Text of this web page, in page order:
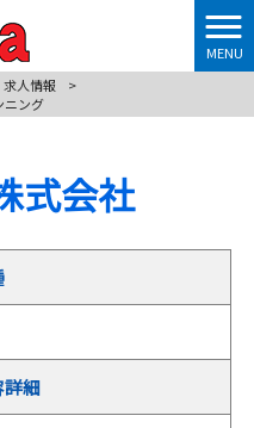
MENU
求人情報
>
ニング
式会社
詳細